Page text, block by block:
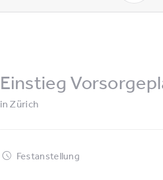
Einstieg
inZürich
Festanstellung